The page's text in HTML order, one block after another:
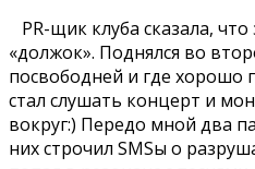
PR-щик клуба сказала, что
«должок». Поднялся во
посвободней и где хорошо
стал слушать концерт и
вокруг:) Передо мной два
них строчил SMSы о